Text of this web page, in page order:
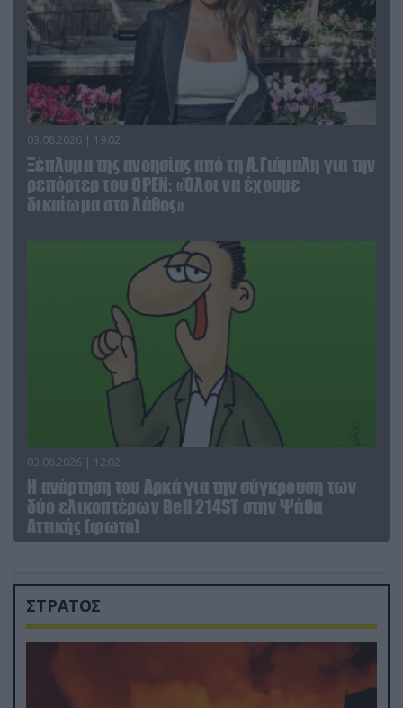
03.08.2026 | 19:02
Ξέπλυμα της ανοησίας από τη Α.Γιάμαλη για την
ρεπόρτερ του ΟΡΕΝ: «Όλοι να έχουμε
δικαίωμα στο λάθος»
03.08.2026 | 12:02
Η ανάρτηση του Αρκά για την σύγκρουση των
δύο ελικοπτέρων Bell 214ST στην Ψάθα
Αττικής (φωτο)
ΣΤΡΑΤΟΣ